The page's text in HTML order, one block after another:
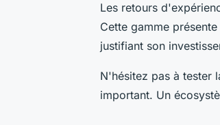
Les retours
Cette gamme
justifiant son
N'hésitez pas à tester
important. Un